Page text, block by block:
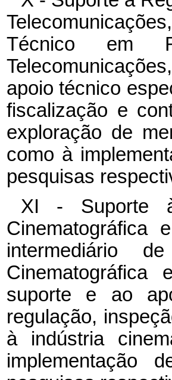
Técnico em
apoio técnico
fiscalização e
exploração de
como à
pesquisas
XI - Suporte
Cinematográfica
intermediário
Cinematográfica
suporte e ao
regulação,
à indústria